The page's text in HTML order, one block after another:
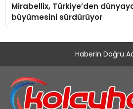
Mirabellix, Türkiye’den
büyümesini sürdürüyor
Haberin Doğru